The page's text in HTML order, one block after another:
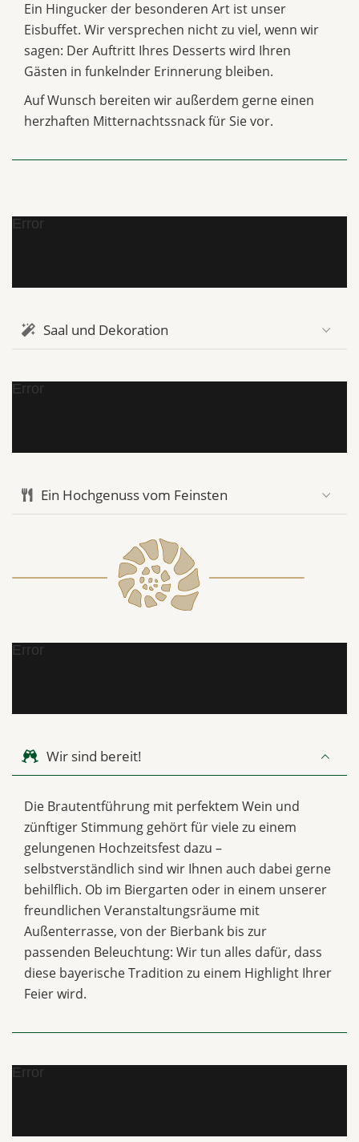
Ein Hingucker der besonderen Art ist unser
Eisbuffet. Wir versprechen nicht zu viel, wenn wir
sagen: Der Auftritt Ihres Desserts wird Ihren
Gästen in funkelnder Erinnerung bleiben.
Auf Wunsch bereiten wir außerdem gerne einen
herzhaften Mitternachtssnack für Sie vor.
Error
Saal und Dekoration
Error
Ein Hochgenuss vom Feinsten
Error
Wir sind bereit!
Die Brautentführung mit perfektem Wein und
zünftiger Stimmung gehört für viele zu einem
gelungenen Hochzeitsfest dazu –
selbstverständlich sind wir Ihnen auch dabei gerne
behilflich. Ob im Biergarten oder in einem unserer
freundlichen Veranstaltungsräume mit
Außenterrasse, von der Bierbank bis zur
passenden Beleuchtung: Wir tun alles dafür, dass
diese bayerische Tradition zu einem Highlight Ihrer
Feier wird.
Error